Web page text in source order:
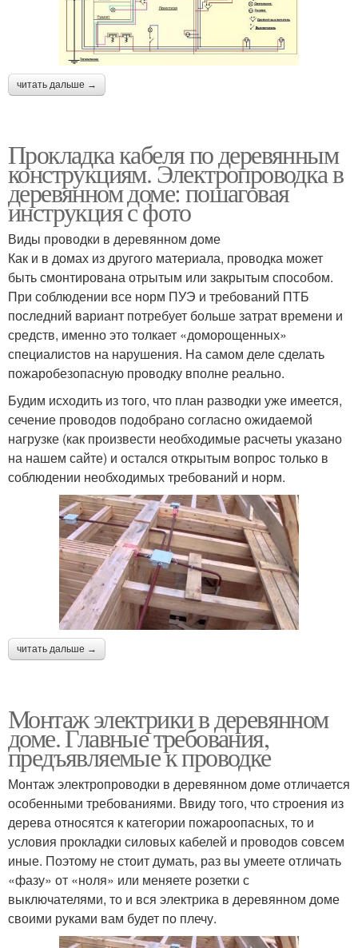
читать дальше →
Прокладка кабеля по деревянным
конструкциям. Электропроводка в
деревянном доме: пошаговая
инструкция с фото
Виды проводки в деревянном доме
Как и в домах из другого материала, проводка может
быть смонтирована отрытым или закрытым способом.
При соблюдении все норм ПУЭ и требований ПТБ
последний вариант потребует больше затрат времени и
средств, именно это толкает «доморощенных»
специалистов на нарушения. На самом деле сделать
пожаробезопасную проводку вполне реально.
Будим исходить из того, что план разводки уже имеется,
сечение проводов подобрано согласно ожидаемой
нагрузке (как произвести необходимые расчеты указано
на нашем сайте) и остался открытым вопрос только в
соблюдении необходимых требований и норм.
читать дальше →
Монтаж электрики в деревянном
доме. Главные требования,
предъявляемые к проводке
Монтаж электропроводки в деревянном доме отличается
особенными требованиями. Ввиду того, что строения из
дерева относятся к категории пожароопасных, то и
условия прокладки силовых кабелей и проводов совсем
иные. Поэтому не стоит думать, раз вы умеете отличать
«фазу» от «ноля» или меняете розетки с
выключателями, то и вся электрика в деревянном доме
своими руками вам будет по плечу.